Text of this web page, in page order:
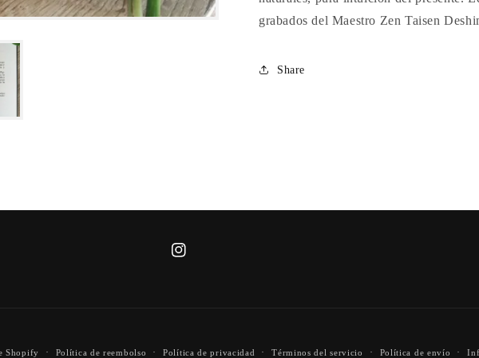
grabados del Maestro Zen Taisen
Share
https://instagram.com/bibliotecadeconocimiento?
Shopify Política de reembolso Política de privacidad Términos del servicio Política de envío